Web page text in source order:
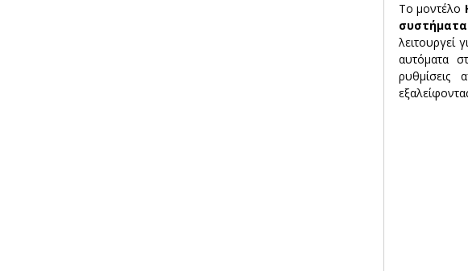
Το μοντέλο
λειτουργεί
αυτόματα
ρυθμίσεις